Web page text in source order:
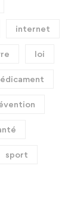
internet
loi
sport